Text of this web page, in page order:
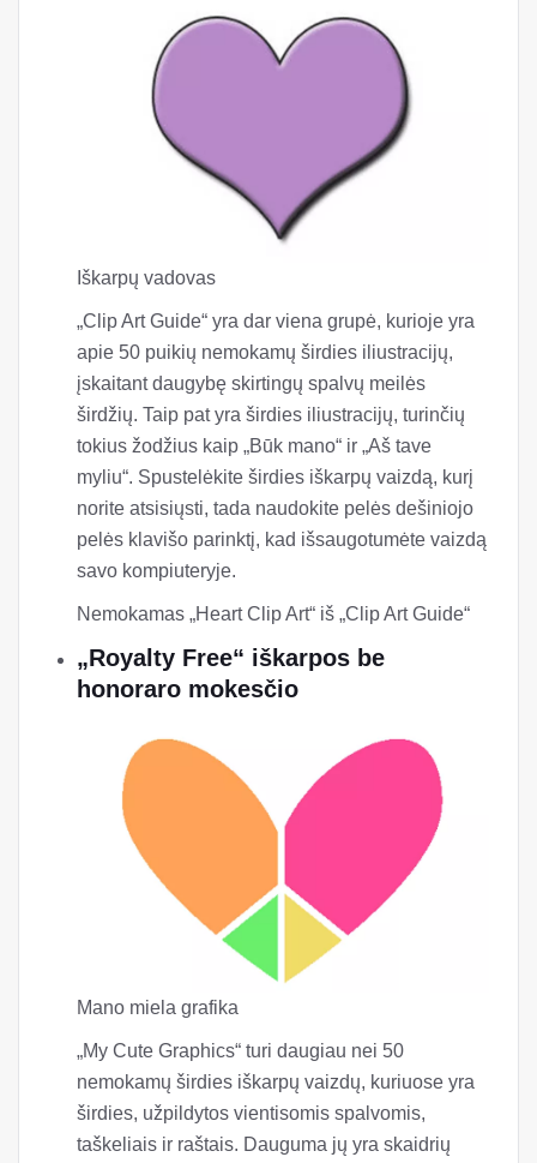
Iškarpų vadovas
„Clip Art Guide“ yra dar viena grupė, kurioje yra
apie 50 puikių nemokamų širdies iliustracijų,
įskaitant daugybę skirtingų spalvų meilės
širdžių. Taip pat yra širdies iliustracijų, turinčių
tokius žodžius kaip „Būk mano“ ir „Aš tave
myliu“. Spustelėkite širdies iškarpų vaizdą, kurį
norite atsisiųsti, tada naudokite pelės dešiniojo
pelės klavišo parinktį, kad išsaugotumėte vaizdą
savo kompiuteryje.
Nemokamas „Heart Clip Art“ iš „Clip Art Guide“
„Royalty Free“ iškarpos be
honoraro mokesčio
Mano miela grafika
„My Cute Graphics“ turi daugiau nei 50
nemokamų širdies iškarpų vaizdų, kuriuose yra
širdies, užpildytos vientisomis spalvomis,
taškeliais ir raštais. Dauguma jų yra skaidrių